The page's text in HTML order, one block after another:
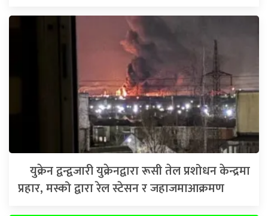
युक्रेन द्वन्द्वजारी युक्रेनद्वारा रूसी तेल प्रशोधन केन्द्रमा
प्रहार, मस्को द्वारा रेल स्टेसन र जहाजमाआक्रमण